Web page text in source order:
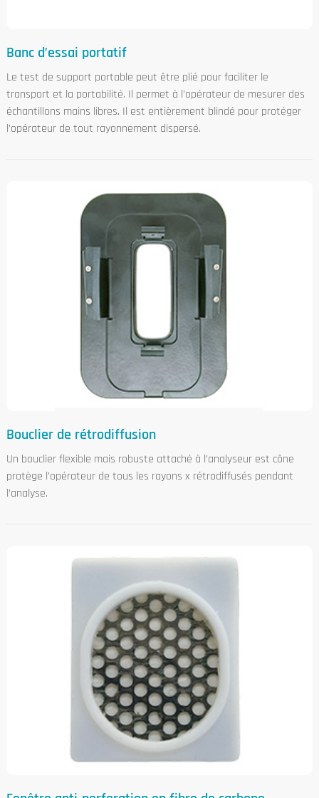
Banc d’essai portatif
Le test de support portable peut être plié pour faciliter le
transport et la portabilité. Il permet à l’opérateur de mesurer des
échantillons mains libres. Il est entièrement blindé pour protéger
l’opérateur de tout rayonnement dispersé.
Bouclier de rétrodiffusion
Un bouclier flexible mais robuste attaché à l’analyseur est cône
protège l’opérateur de tous les rayons x rétrodiffusés pendant
l’analyse.